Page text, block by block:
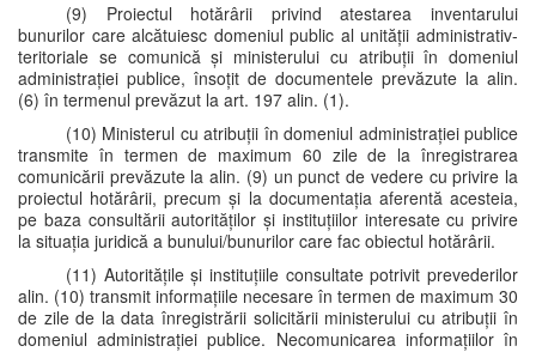
(9) Proiectul hotărârii privind atestarea inventarului
bunurilor care alcătuiesc domeniul public al unității administrativ-
teritoriale se comunică și ministerului cu atribuții în domeniul
administrației publice, însoțit de documentele prevăzute la alin.
(6) în termenul prevăzut la art. 197 alin. (1).
(10) Ministerul cu atribuții în domeniul administrației publice
transmite în termen de maximum 60 zile de la înregistrarea
comunicării prevăzute la alin. (9) un punct de vedere cu privire la
proiectul hotărârii, precum și la documentația aferentă acesteia,
pe baza consultării autorităților și instituțiilor interesate cu privire
la situația juridică a bunului/bunurilor care fac obiectul hotărârii.
(11) Autoritățile și instituțiile consultate potrivit prevederilor
alin. (10) transmit informațiile necesare în termen de maximum 30
de zile de la data înregistrării solicitării ministerului cu atribuții în
domeniul administrației publice. Necomunicarea informațiilor în